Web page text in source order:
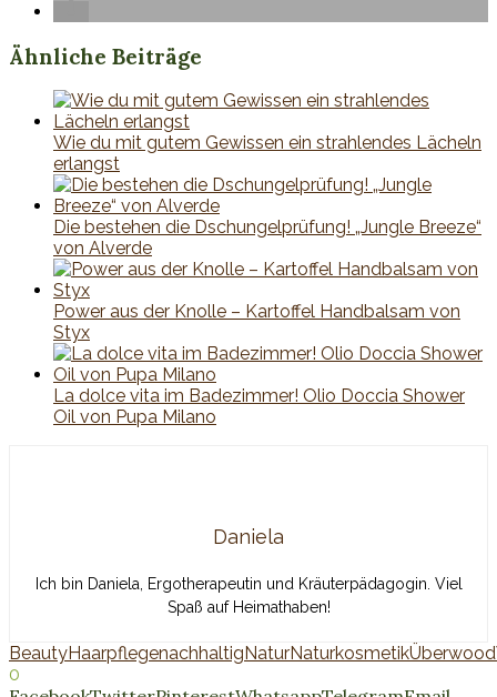
Ähnliche Beiträge
Wie du mit gutem Gewissen ein strahlendes Lächeln
erlangst
Die bestehen die Dschungelprüfung! „Jungle Breeze“
von Alverde
Power aus der Knolle – Kartoffel Handbalsam von
Styx
La dolce vita im Badezimmer! Olio Doccia Shower
Oil von Pupa Milano
Daniela
Ich bin Daniela, Ergotherapeutin und Kräuterpädagogin. Viel
Spaß auf Heimathaben!
BeautyHaarpflegenachhaltig NaturNaturkosmetikÜberwood
0